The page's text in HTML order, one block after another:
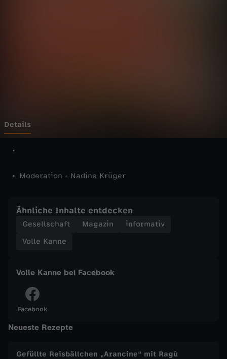
o
l
K
a
n
n
e
v
Details
Moderation - Nadine Krüger
Ähnliche Inhalte entdecken
Gesellschaft Magazin
informativ
Volle Kanne
Volle Kanne bei Facebook
Facebook
Neueste Rezepte
Gefüllte Reisbällchen „Arancine“ mit Ragù